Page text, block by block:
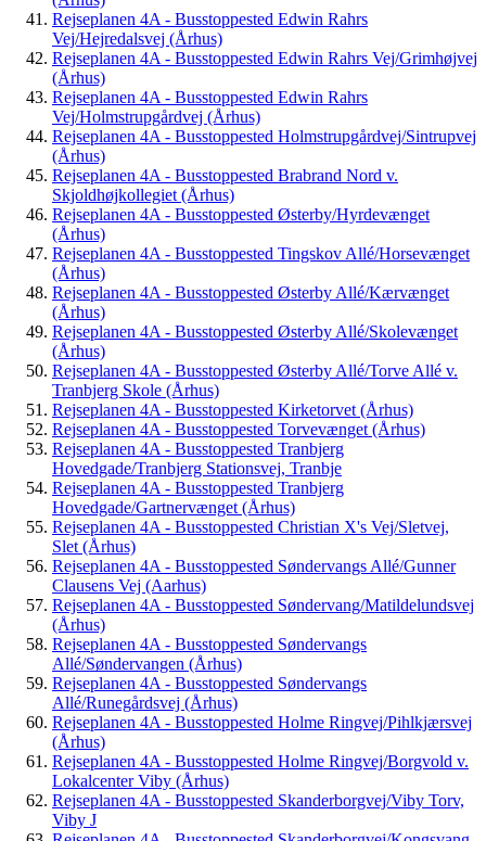
Rejseplanen 4A - Busstoppested Edwin Rahrs
Vej/Hejredalsvej (Århus)
Rejseplanen 4A - Busstoppested Edwin Rahrs Vej/Grimhøjvej
(Århus)
Rejseplanen 4A - Busstoppested Edwin Rahrs
Vej/Holmstrupgårdvej (Århus)
Rejseplanen 4A - Busstoppested Holmstrupgårdvej/Sintrupvej
(Århus)
Rejseplanen 4A - Busstoppested Brabrand Nord v.
Skjoldhøjkollegiet (Århus)
Rejseplanen 4A - Busstoppested Østerby/Hyrdevænget
(Århus)
Rejseplanen 4A - Busstoppested Tingskov Allé/Horsevænget
(Århus)
Rejseplanen 4A - Busstoppested Østerby Allé/Kærvænget
(Århus)
Rejseplanen 4A - Busstoppested Østerby Allé/Skolevænget
(Århus)
Rejseplanen 4A - Busstoppested Østerby Allé/Torve Allé v.
Tranbjerg Skole (Århus)
Rejseplanen 4A - Busstoppested Kirketorvet (Århus)
Rejseplanen 4A - Busstoppested Torvevænget (Århus)
Rejseplanen 4A - Busstoppested Tranbjerg
Hovedgade/Tranbjerg Stationsvej, Tranbje
Rejseplanen 4A - Busstoppested Tranbjerg
Hovedgade/Gartnervænget (Århus)
Rejseplanen 4A - Busstoppested Christian X's Vej/Sletvej,
Slet (Århus)
Rejseplanen 4A - Busstoppested Søndervangs Allé/Gunner
Clausens Vej (Aarhus)
Rejseplanen 4A - Busstoppested Søndervang/Matildelundsvej
(Århus)
Rejseplanen 4A - Busstoppested Søndervangs
Allé/Søndervangen (Århus)
Rejseplanen 4A - Busstoppested Søndervangs
Allé/Runegårdsvej (Århus)
Rejseplanen 4A - Busstoppested Holme Ringvej/Pihlkjærsvej
(Århus)
Rejseplanen 4A - Busstoppested Holme Ringvej/Borgvold v.
Lokalcenter Viby (Århus)
Rejseplanen 4A - Busstoppested Skanderborgvej/Viby Torv,
Viby J